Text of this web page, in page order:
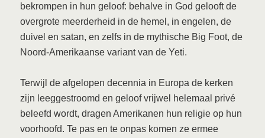
bekrompen in hun geloof: behalve in God gelooft de
overgrote meerderheid in de hemel, in engelen, de
duivel en satan, en zelfs in de mythische Big Foot, de
Noord-Amerikaanse variant van de Yeti.
Terwijl de afgelopen decennia in Europa de kerken
zijn leeggestroomd en geloof vrijwel helemaal privé
beleefd wordt, dragen Amerikanen hun religie op hun
voorhoofd. Te pas en te onpas komen ze ermee